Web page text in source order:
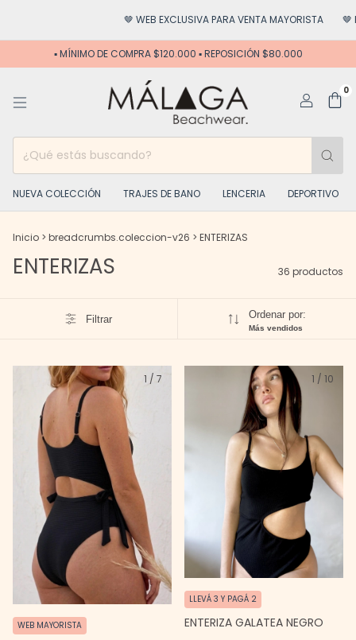
🤎 WEB EXCLUSIVA PARA VENTA MAYORISTA 🤎 HACÉ CRECER
▪️ MÍNIMO DE COMPRA $120.000 ▪️ REPOSICIÓN $80.000
0
NUEVA COLECCIÓN TRAJES DE BANO LENCERIA DEPORTIVO
Inicio > breadcrumbs.coleccion-v26 > ENTERIZAS
ENTERIZAS 36 productos
Filtrar Ordenar por:
Más vendidos
1 / 7
WEB MAYORISTA
1 / 10
ENTERIZA GALATEA NEGRO
LLEVÁ 3 Y PAGÁ 2